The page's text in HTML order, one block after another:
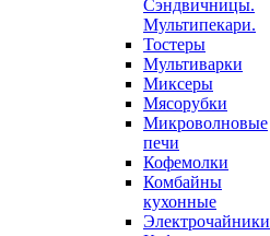
Сэндвичницы.
Мультипекари.
Тостеры
Мультиварки
Миксеры
Мясорубки
Микроволновые
печи
Кофемолки
Комбайны
кухонные
Электрочайники